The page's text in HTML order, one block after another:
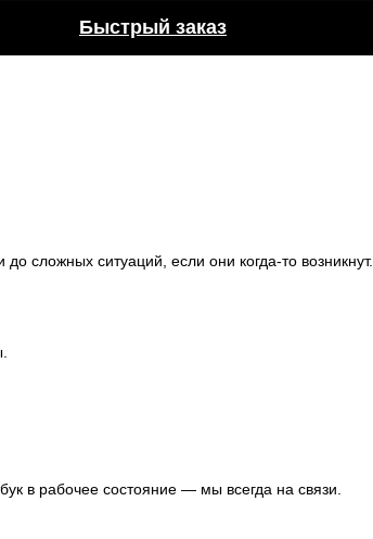
Быстрый заказ
сложных ситуаций, если они когда-то возникнут.
в рабочее состояние — мы всегда на связи.